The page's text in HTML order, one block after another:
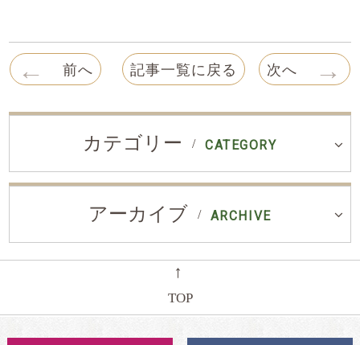
← 前へ 記事一覧に戻る 次へ →
カテゴリー CATEGORY
アーカイブ ARCHIVE
←
TOP